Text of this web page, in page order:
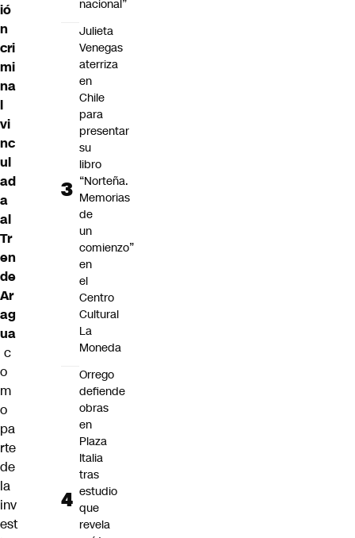
ió
n
cri
mi
na
l
vi
nc
ul
ad
a
al
Tr
en
de
Ar
ag
ua
c
o
m
o
pa
rte
de
la
inv
est
nacional”
Julieta
Venegas
aterriza
en
Chile
para
presentar
su
libro
“Norteña.
Memorias
de
un
comienzo”
en
el
Centro
Cultural
La
Moneda
Orrego
defiende
obras
en
Plaza
Italia
tras
estudio
que
revela